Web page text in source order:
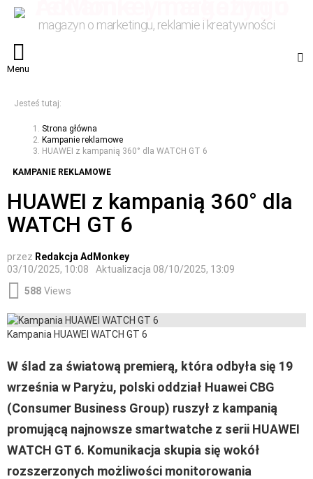
magazyn o marketingu, reklamie i kreatywności
Menu
Jesteś tutaj:
Strona główna
Kampanie reklamowe
HUAWEI z kampanią 360° dla WATCH GT 6
KAMPANIE REKLAMOWE
HUAWEI z kampanią 360° dla
WATCH GT 6
przez Redakcja AdMonkey
03/10/2025, 10:08
Aktualizacja 08/10/2025, 13:09
588 Views
Kampania HUAWEI WATCH GT 6
W ślad za światową premierą, która odbyła się 19
września w Paryżu, polski oddział Huawei CBG
(Consumer Business Group) ruszył z kampanią
promującą najnowsze smartwatche z serii HUAWEI
WATCH GT 6. Komunikacja skupia się wokół
rozszerzonych możliwości monitorowania